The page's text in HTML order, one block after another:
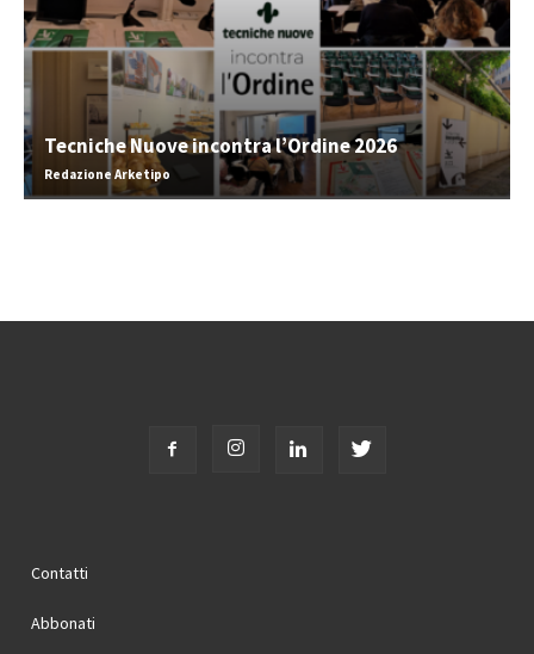
Tecniche Nuove incontra l’Ordine 2026
Redazione Arketipo
Contatti
Abbonati